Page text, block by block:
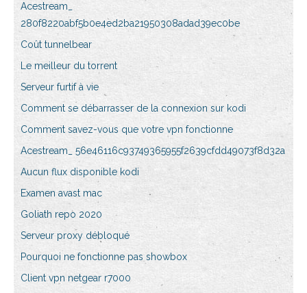
Acestream_
280f8220abf5b0e4ed2ba21950308adad39ec0be
Coût tunnelbear
Le meilleur du torrent
Serveur furtif à vie
Comment se débarrasser de la connexion sur kodi
Comment savez-vous que votre vpn fonctionne
Acestream_ 56e46116c93749365955f2639cfdd49073f8d32a
Aucun flux disponible kodi
Examen avast mac
Goliath repo 2020
Serveur proxy débloqué
Pourquoi ne fonctionne pas showbox
Client vpn netgear r7000